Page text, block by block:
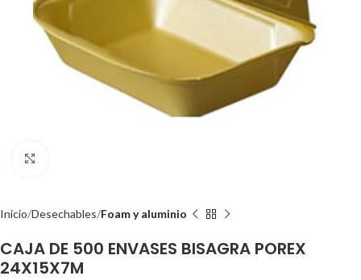
Inicio Desechables Foam y aluminio
CAJA DE 500 ENVASES BISAGRA POREX
24X15X7M